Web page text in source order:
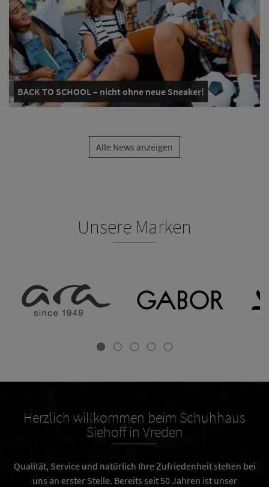
BACK TO SCHOOL – nicht ohne neue Sneaker!
Alle News anzeigen
Unsere Marken
Herzlich willkommen beim Schuhhaus
Siehoff in Vreden
Qualität, Service und natürlich Ihre Zufriedenheit stehen bei
uns an erster Stelle. Bereits seit 50 Jahren ist unser